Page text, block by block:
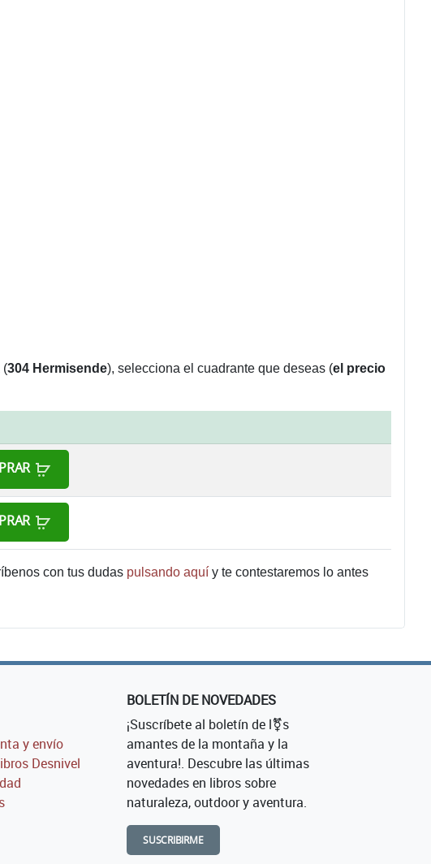
(304 Hermisende), selecciona el cuadrante que deseas (el precio
con tus dudas pulsando aquí y te contestaremos lo antes
y envío
Desnivel
BOLETÍN DE NOVEDADES
¡Suscríbete al boletín de l⚧s
amantes de la montaña y la
aventura!. Descubre las últimas
novedades en libros sobre
naturaleza, outdoor y aventura.
SUSCRIBIRME